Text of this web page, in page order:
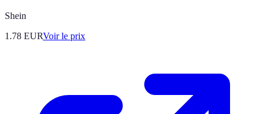
Shein
1.78 EURVoir le prix